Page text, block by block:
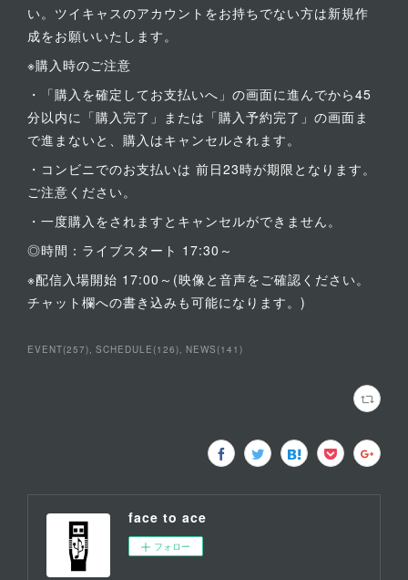
い。ツイキャスのアカウントをお持ちでない方は新規作
成をお願いいたします。
※購入時のご注意
・「購入を確定してお支払いへ」の画面に進んでから45
分以内に「購入完了」または「購入予約完了」の画面ま
で進まないと、購入はキャンセルされます。
・コンビニでのお支払いは 前日23時が期限となります。
ご注意ください。
・一度購入をされますとキャンセルができません。
◎時間：ライブスタート 17:30～
※配信入場開始 17:00～(映像と音声をご確認ください。
チャット欄への書き込みも可能になります。)
EVENT(257) SCHEDULE (126) NEWS (141 )
face to ace
フォロー